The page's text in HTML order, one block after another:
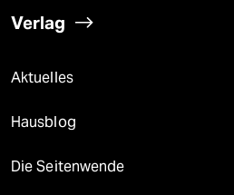
Verlag
Aktuelles
Hausblog
Die Seitenwende